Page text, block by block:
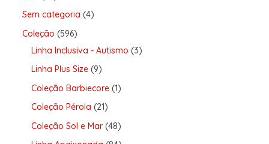
Sem categoria 4
Coleção 596
Linha Inclusiva - Autismo 3
Linha Plus Size 9
Coleção Barbiecore 1
Coleção Pérola 21
Coleção Sol e Mar 48